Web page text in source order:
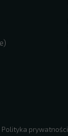
Polityka prywatności